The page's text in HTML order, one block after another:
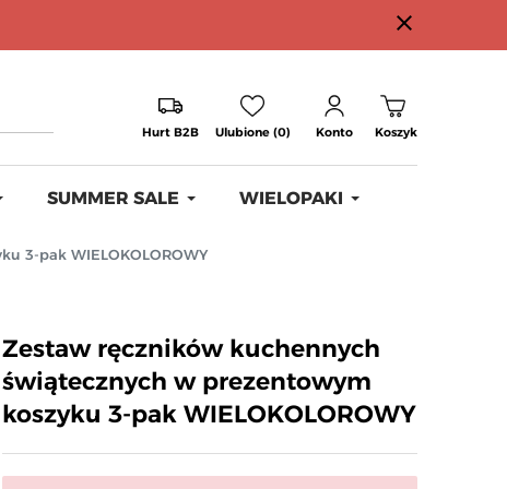
close
Hurt B2B Ulubione (0) Konto Koszyk
SUMMER SALE WIELOPAKI
3-pak WIELOKOLOROWY
Zestaw ręczników kuchennych
świątecznych w prezentowym
koszyku 3-pak WIELOKOLOROWY